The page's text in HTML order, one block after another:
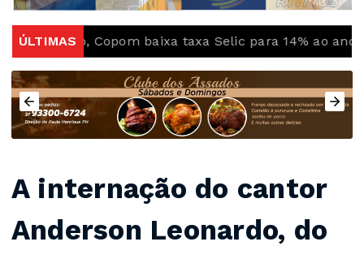
ÚLTIMASCopom baixa taxa Selic para 14% ao ano
A internação do cantor
Anderson Leonardo, do